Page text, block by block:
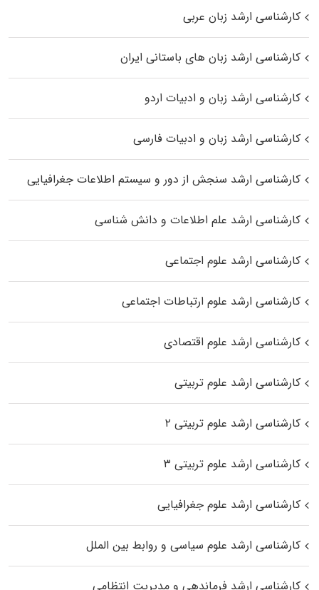
کارشناسی ارشد زبان عربی
کارشناسی ارشد زبان‌ های باستانی ایران
کارشناسی ارشد زبان و ادبیات اردو
کارشناسی ارشد زبان و ادبیات فارسی
کارشناسی ارشد سنجش از دور و سیستم اطلاعات جغرافیایی
کارشناسی ارشد علم اطلاعات و دانش شناسی
کارشناسی ارشد علوم اجتماعی
کارشناسی ارشد علوم ارتباطات اجتماعی
کارشناسی ارشد علوم اقتصادی
کارشناسی ارشد علوم تربیتی
کارشناسی ارشد علوم تربیتی ۲
کارشناسی ارشد علوم تربیتی ۳
کارشناسی ارشد علوم جغرافیایی
کارشناسی ارشد علوم سیاسی و روابط بین الملل
کارشناسی ارشد فرماندهی و مدیریت انتظامی